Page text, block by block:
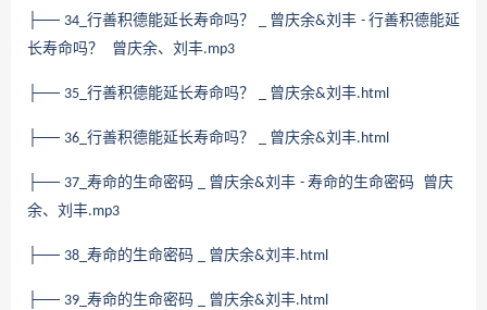
├── 34_ 行善积德能延长寿命吗？ 曾庆余&刘丰 - 行善积德能延
长寿命吗？ 曾庆余、刘丰.mp3
├── 35_ 行善积德能延长寿命吗？ 曾庆余&刘丰.html
├── 36_ 行善积德能延长寿命吗？ 曾庆余&刘丰.html
├── 37_ 寿命的生命密码 曾庆余&刘丰 - 寿命的生命密码 曾庆
余、刘丰.mp3
├── 38_ 寿命的生命密码 曾庆余&刘丰.html
├── 39_ 寿命的生命密码 曾庆余&刘丰.html